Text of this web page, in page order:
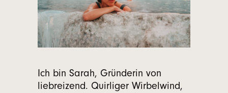
Ich bin Sarah, Gründerin von
liebreizend. Quirliger Wirbelwind,